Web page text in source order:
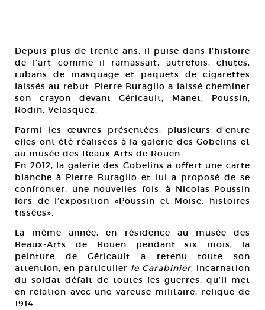
Depuis plus de trente ans, il puise dans l’histoire
de l’art comme il ramassait, autrefois, chutes,
rubans de masquage et paquets de cigarettes
laissés au rebut. Pierre Buraglio a laissé cheminer
son crayon devant Géricault, Manet, Poussin,
Rodin, Velasquez.
Parmi les œuvres présentées, plusieurs d’entre
elles ont été réalisées à la galerie des Gobelins et
au musée des Beaux Arts de Rouen.
En 2012, la galerie des Gobelins a offert une carte
blanche à Pierre Buraglio et lui a proposé de se
confronter, une nouvelles fois, à Nicolas Poussin
lors de l’exposition «Poussin et Moïse: histoires
tissées».
La même année, en résidence au musée des
Beaux-Arts de Rouen pendant six mois, la
peinture de Géricault a retenu toute son
attention, en particulier le Carabinier, incarnation
du soldat défait de toutes les guerres, qu’il met
en relation avec une vareuse militaire, relique de
1914.